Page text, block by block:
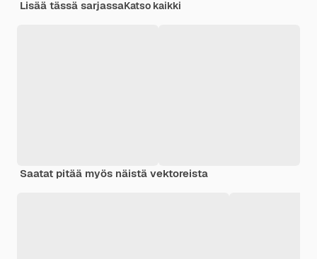
Lisää tässä sarjassaKatso kaikki
Saatat pitää myös näistä vektoreista